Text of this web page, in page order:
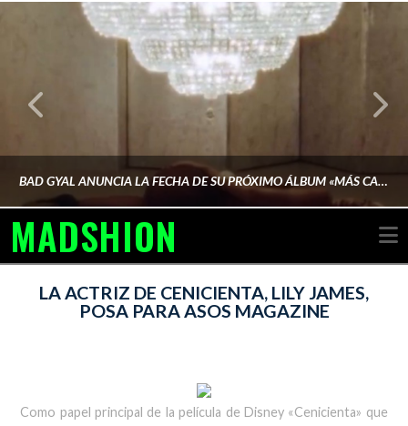
BAD GYAL ANUNCIA LA FECHA DE SU PRÓXIMO ÁLBUM «MÁS CARA»
MADSHION
LA ACTRIZ DE CENICIENTA, LILY JAMES,
POSA PARA ASOS MAGAZINE
Como papel principal de la película de Disney «Cenicienta» que